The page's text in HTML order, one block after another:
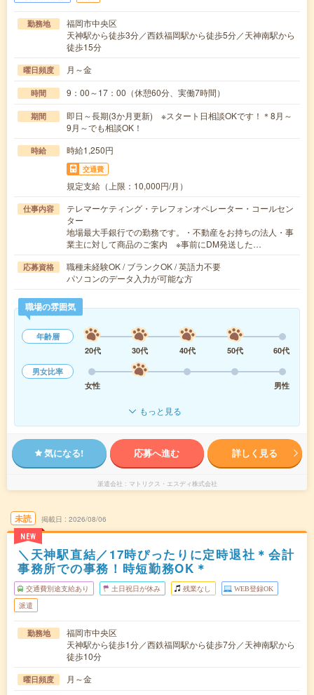
勤務地
福岡市中央区
天神駅から徒歩3分／西鉄福岡駅から徒歩5分／天神南駅から
徒歩15分
曜日頻度 月～金
時間 9：00～17：00（休憩60分、実働7時間）
期間
即日～長期(3か月更新) ※スタート日相談OKです！＊8月～
9月～でも相談OK！
時給 時給1,250円
交通費
規定支給（上限：10,000円/月）
仕事内容
テレマーケティング・テレフォンオペレーター・コールセン
ター
地場最大手銀行での勤務です。・不動産をお持ちの法人・事
業主に対して商品のご案内 ※事前にDM発送した…
応募資格
職種未経験OK / ブランクOK / 英語力不要
パソコンのデータ入力が可能な方
職場の雰囲気
年齢層
20代
30代 40代 50代
60代
男女比率
女性
男性
もっと見る
気になる! 応募へ進む 詳しく見る
派遣会社 マトリクス・エスディ株式会社
未読
NEW
掲載日 2026/08/06
＼天神駅直結／17時ぴったりに定時退社＊会計
事務所での事務！時短勤務OK＊
交通費別途支給あり 土日祝日が休み 残業なし WEB登録OK
派遣
勤務地
福岡市中央区
天神駅から徒歩1分／西鉄福岡駅から徒歩7分／天神南駅から
徒歩10分
曜日頻度 月～金